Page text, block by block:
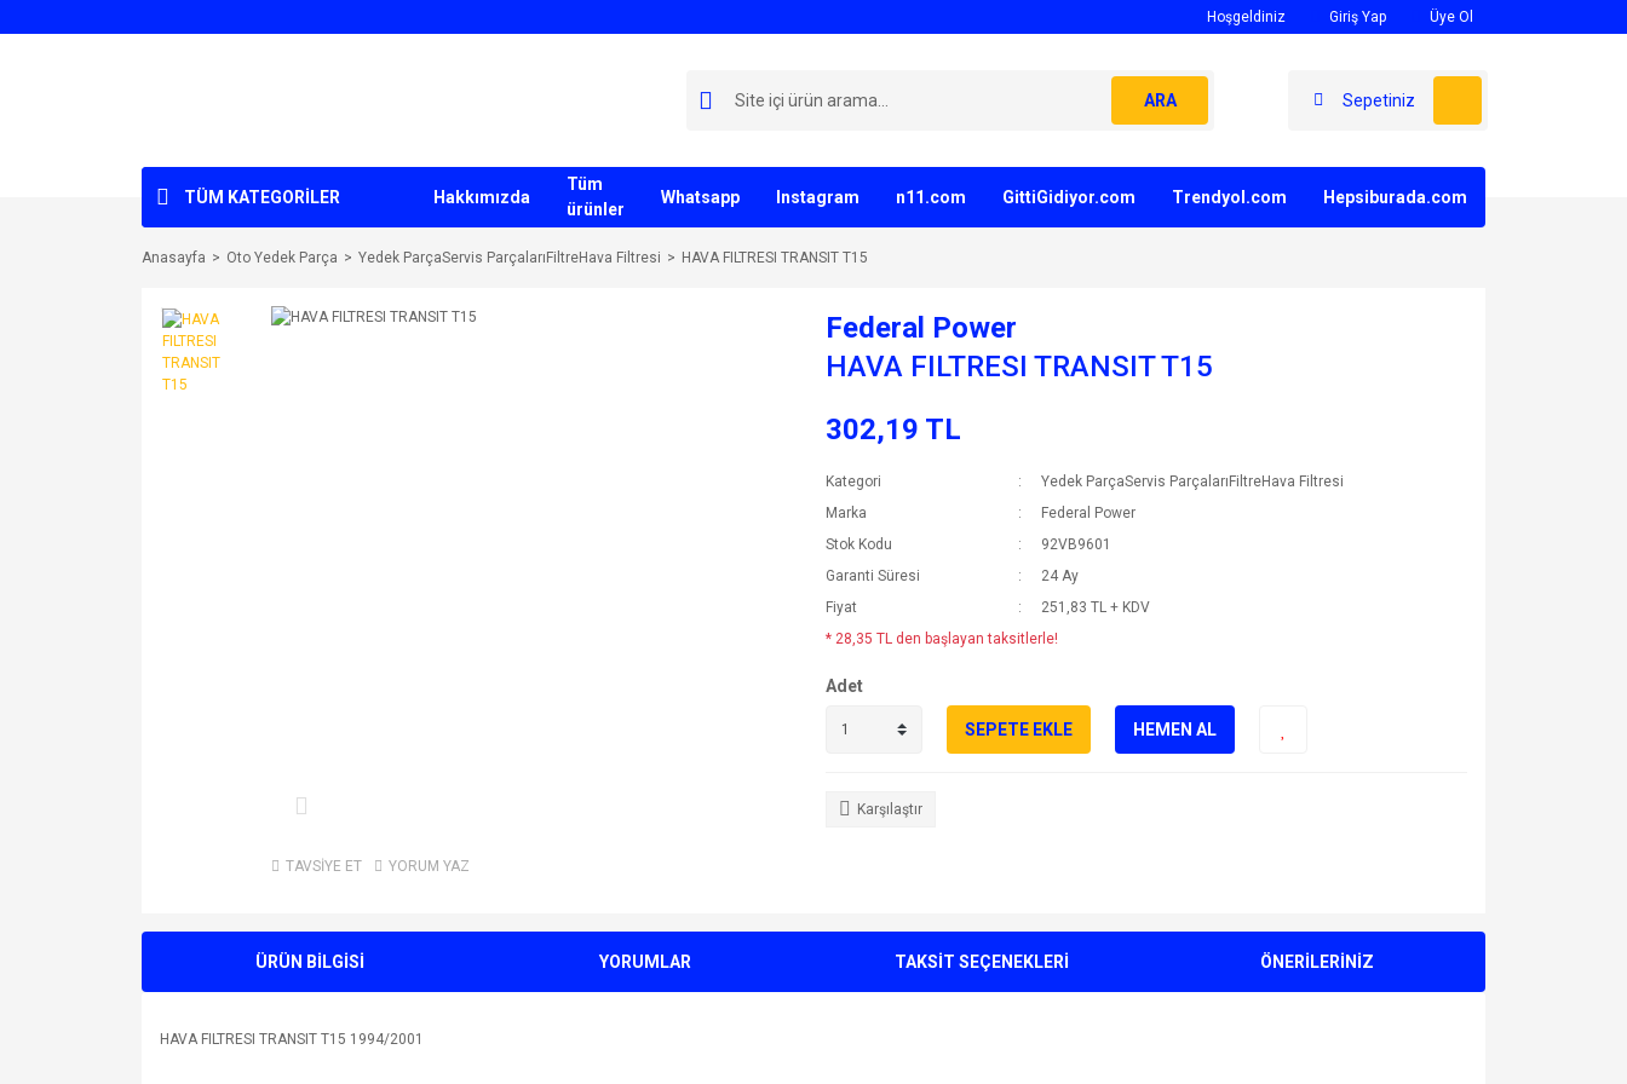
Hoşgeldiniz Giriş Yap Üye Ol
ARA Sepetiniz
TÜM KATEGORİLER Hakkımızda
Tüm
ürünler
Whatsapp Instagram n11.com GittiGidiyor.com Trendyol.com Hepsiburada.com
Anasayfa Oto Yedek Parça Yedek ParçaServis ParçalarıFiltreHava Filtresi HAVA FILTRESI TRANSIT T15
TAVSİYE ET YORUM YAZ
Federal Power
HAVA FILTRESI TRANSIT T15
302,19 TL
Kategori
Yedek ParçaServis ParçalarıFiltreHava Filtresi
Marka
Federal Power
Stok Kodu
92VB9601
Garanti Süresi
24 Ay
Fiyat
251,83 TL + KDV
* 28,35 TL den başlayan taksitlerle!
Adet
SEPETE EKLE HEMEN AL
Karşılaştır
ÜRÜN BİLGİSİ YORUMLAR TAKSİT SEÇENEKLERİ ÖNERİLERİNİZ
HAVA FILTRESI TRANSIT T15 1994/2001